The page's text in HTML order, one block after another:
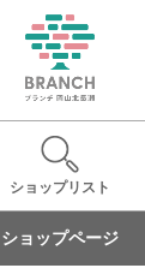
ショップリスト
ショップページ